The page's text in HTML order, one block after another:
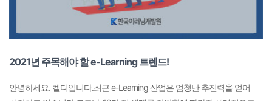
2021년 주목해야 할 e-Learning 트렌드!
안녕하세요. 켈디입니다.​최근 e-Learning 산업은 엄청난 추진력을 얻어